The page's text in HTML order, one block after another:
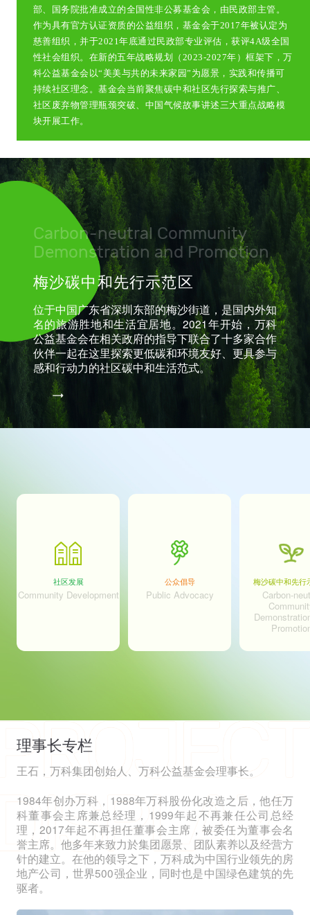
部、国务院批准成立的全国性非公募基金会，由民政部主管。
作为具有官方认证资质的公益组织，基金会于2017年被认定为
慈善组织，并于2021年底通过民政部专业评估，获评4A级全国
性社会组织。在新的五年战略规划（2023-2027年）框架下，万
科公益基金会以“美美与共的未来家园”为愿景，实践和传播可
持续社区理念。基金会当前聚焦碳中和社区先行探索与推广、
社区废弃物管理瓶颈突破、中国气候故事讲述三大重点战略模
块开展工作。
Carbon-neutral Community
Demonstration and Promotion
梅沙碳中和先行示范区
位于中国广东省深圳东部的梅沙街道，是国内外知
名的旅游胜地和生活宜居地。2021年开始，万科
公益基金会在相关政府的指导下联合了十多家合作
伙伴一起在这里探索更低碳和环境友好、更具参与
感和行动力的社区碳中和生活范式。
社区发展
Community Development
公众倡导
Public Advocacy
梅沙碳中和先行
Carbon-
理事长专栏
王石，万科集团创始人、万科公益基金会理事长。
1984年创办万科，1988年万科股份化改造之后，他任万
科董事会主席兼总经理，1999年起不再兼任公司总经
理，2017年起不再担任董事会主席，被委任为董事会名
誉主席。他多年来致力於集团愿景、团队素养以及经营方
针的建立。在他的领导之下，万科成为中国行业领先的房
地产公司，世界500强企业，同时也是中国绿色建筑的先
驱者。